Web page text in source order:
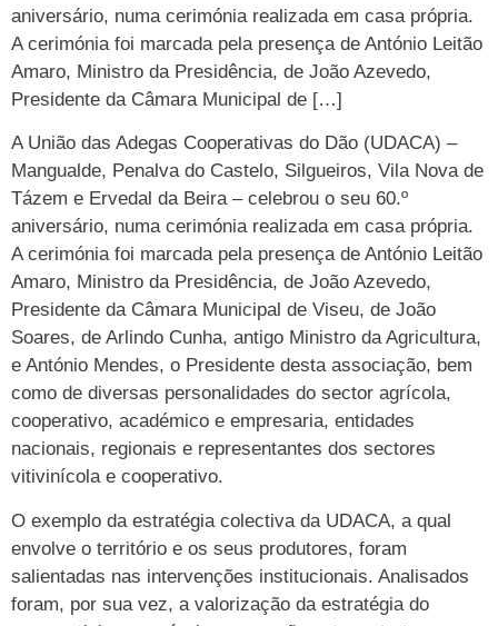
aniversário, numa cerimónia realizada em casa própria.
A cerimónia foi marcada pela presença de António Leitão
Amaro, Ministro da Presidência, de João Azevedo,
Presidente da Câmara Municipal de […]
A União das Adegas Cooperativas do Dão (UDACA) –
Mangualde, Penalva do Castelo, Silgueiros, Vila Nova de
Tázem e Ervedal da Beira – celebrou o seu 60.º
aniversário, numa cerimónia realizada em casa própria.
A cerimónia foi marcada pela presença de António Leitão
Amaro, Ministro da Presidência, de João Azevedo,
Presidente da Câmara Municipal de Viseu, de João
Soares, de Arlindo Cunha, antigo Ministro da Agricultura,
e António Mendes, o Presidente desta associação, bem
como de diversas personalidades do sector agrícola,
cooperativo, académico e empresaria, entidades
nacionais, regionais e representantes dos sectores
vitivinícola e cooperativo.
O exemplo da estratégia colectiva da UDACA, a qual
envolve o território e os seus produtores, foram
salientadas nas intervenções institucionais. Analisados
foram, por sua vez, a valorização da estratégia do